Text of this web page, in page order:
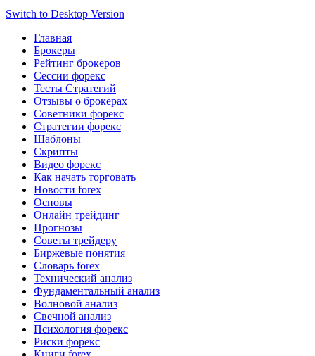
Switch to Desktop Version
Главная
Брокеры
Рейтинг брокеров
Сессии форекс
Тесты Стратегий
Отзывы о брокерах
Советники форекс
Стратегии форекс
Шаблоны
Скрипты
Видео форекс
Как начать торговать
Новости forex
Основы
Онлайн трейдинг
Прогнозы
Советы трейдеру
Биржевые понятия
Словарь forex
Технический анализ
Фундаментальный анализ
Волновой анализ
Свечной анализ
Психология форекс
Риски форекс